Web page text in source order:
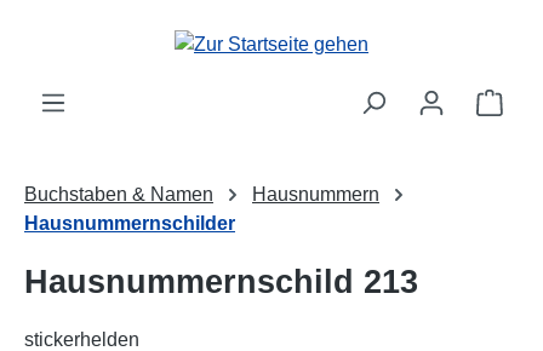
Zum Hauptinhalt springen
Buchstaben & Namen
Hausnummern
Hausnummernschilder
Hausnummernschild 213
stickerhelden